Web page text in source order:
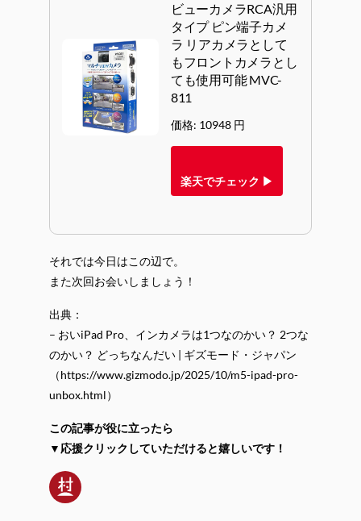
ビューカメラRCA汎用
タイプ ピン端子カメ
ラ リアカメラとして
もフロントカメラとし
ても使用可能 MVC-
811
価格: 10948 円
楽天でチェック ▶
それでは今日はこの辺で。
また次回お会いしましょう！
出典：
– おいiPad Pro、インカメラは1つなのかい？ 2つな
のかい？ どっちなんだい | ギズモード・ジャパン
（https://www.gizmodo.jp/2025/10/m5-ipad-pro-
unbox.html）
この記事が役に立ったら
▼応援クリックしていただけると嬉しいです！